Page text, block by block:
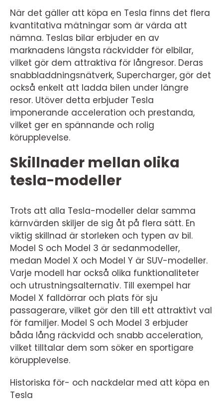
När det gäller att köpa en Tesla finns det flera
kvantitativa mätningar som är värda att
nämna. Teslas bilar erbjuder en av
marknadens längsta räckvidder för elbilar,
vilket gör dem attraktiva för långresor. Deras
snabbladdningsnätverk, Supercharger, gör det
också enkelt att ladda bilen under längre
resor. Utöver detta erbjuder Tesla
imponerande acceleration och prestanda,
vilket ger en spännande och rolig
körupplevelse.
Skillnader mellan olika
tesla-modeller
Trots att alla Tesla-modeller delar samma
kärnvärden skiljer de sig åt på flera sätt. En
viktig skillnad är storleken och typen av bil.
Model S och Model 3 är sedanmodeller,
medan Model X och Model Y är SUV-modeller.
Varje modell har också olika funktionaliteter
och utrustningsalternativ. Till exempel har
Model X falldörrar och plats för sju
passagerare, vilket gör den till ett attraktivt val
för familjer. Model S och Model 3 erbjuder
båda lång räckvidd och snabb acceleration,
vilket tilltalar dem som söker en sportigare
körupplevelse.
Historiska för- och nackdelar med att köpa en
Tesla